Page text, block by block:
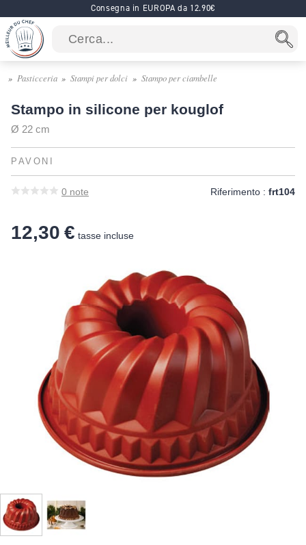
Consegna in EUROPA da 12.90€
Pasticceria Stampi per dolci Stampo per ciambelle
Stampo in silicone per kouglof
Ø 22 cm
PAVONI
0 note Riferimento : frt104
12,30 € tasse incluse